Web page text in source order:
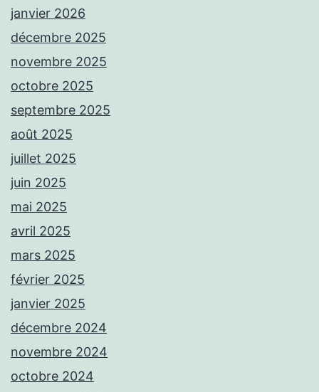
janvier 2026
décembre 2025
novembre 2025
octobre 2025
septembre 2025
août 2025
juillet 2025
juin 2025
mai 2025
avril 2025
mars 2025
février 2025
janvier 2025
décembre 2024
novembre 2024
octobre 2024